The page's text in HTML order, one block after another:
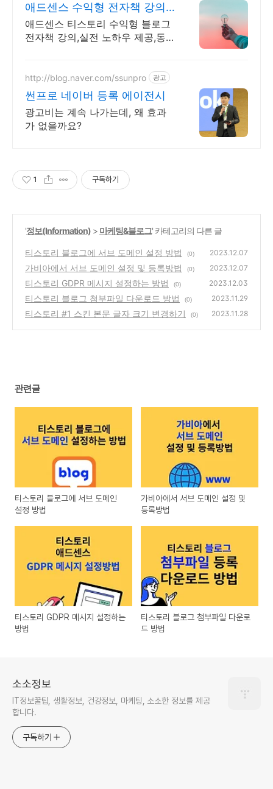
애드센스 수익형 전자책 강의
월100만원 고정 수익발생!
애드센스 티스토리 수익형 블로그
전자책 강의,실전 노하우 제공,동
상으로 초보자도 쉽게 배워요!
http://blog.naver.com/ssunpro 광고
썬프로 네이버 등록 에이전시
광고비는 계속 나가는데, 왜 효과
가 없을까요?
1 구독하기
'정보(Information) > 마케팅&블로그' 카테고리의 다른 글
티스토리 블로그에 서브 도메인 설정 방법 (0) 2023.12.07
가비아에서 서브 도메인 설정 및 등록방법 (0) 2023.12.07
티스토리 GDPR 메시지 설정하는 방법 (0) 2023.12.03
티스토리 블로그 첨부파일 다운로드 방법 (0) 2023.11.29
티스토리 #1 스킨 본문 글자 크기 변경하기 (0) 2023.11.28
관련글
티스토리 블로그에 서브 도메인
설정 방법
가비아에서 서브 도메인 설정 및
등록방법
티스토리 GDPR 메시지 설정하는
방법
티스토리 블로그 첨부파일 다운로
드 방법
소소정보
IT정보꿀팁, 생활정보, 건강정보, 마케팅, 소소한 정보를 제공
합니다.
구독하기